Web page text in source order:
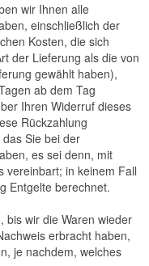
wir Ihnen alle
einschließlich der
Kosten, die sich
der Lieferung als die von
gewählt haben),
ab dem Tag
Ihren Widerruf dieses
Rückzahlung
Sie bei der
es sei denn, mit
vereinbart; in keinem Fall
Entgelte berechnet.
bis wir die Waren wieder
erbracht haben,
je nachdem, welches